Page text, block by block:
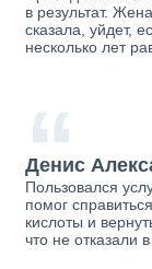
в результат.
сказала, уйдет,
несколько лет
“
Денис
Пользовался
помог
кислоты и
что не отказали